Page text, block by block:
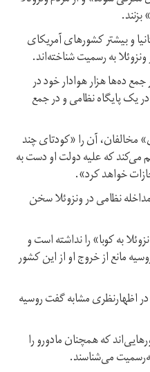
و بیشتر کشورهای آمریکای
به رسمیت شناخته‌اند.
در جمع ده‌ها هزار هوادار خود در
یک پایگاه نظامی و در جمع
مخالفان، آن را «کودتای چند
می‌کند که علیه دولت او دست به
خواهد کرد».
نظامی در ونزوئلا سخن
به کوبا» را نداشته است و
مانع از خروج او از این کشور
اظهارنظری مشابه گفت روسیه
که همچنان مادورو را
می‌شناسند.